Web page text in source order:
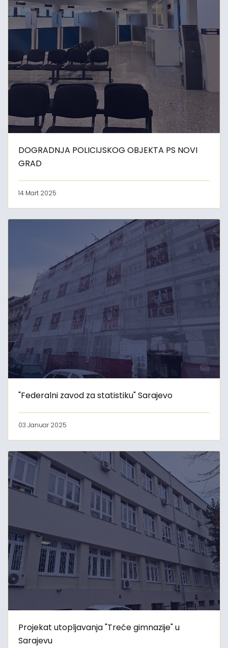
DOGRADNJA POLICIJSKOG OBJEKTA PS NOVI
GRAD
14 Mart 2025
"Federalni zavod za statistiku" Sarajevo
03 Januar 2025
Projekat utopljavanja "Treće gimnazije" u
Sarajevu